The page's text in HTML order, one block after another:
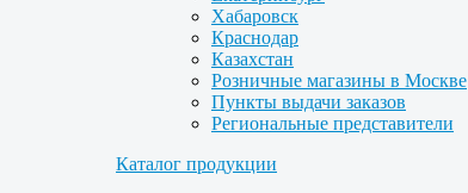
Хабаровск
Краснодар
Казахстан
Розничные магазины в Москве
Пункты выдачи заказов
Региональные представители
Каталог продукции